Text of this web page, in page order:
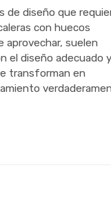
de diseño que
con huecos
aprovechar, suelen
el diseño adecuado y
transforman en